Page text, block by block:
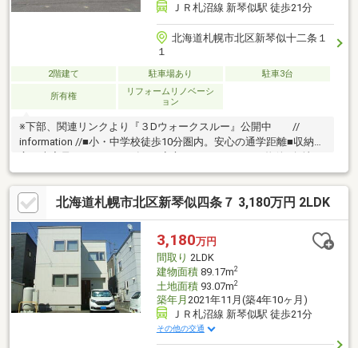
ＪＲ札沼線 新琴似駅 徒歩21分
北海道札幌市北区新琴似十二条１
１
2階建て 駐車場あり 駐車3台
所有権
リフォームリノベーシ
ョン
※下部、関連リンクより『３Dウォークスルー』公開中 //
information //■小・中学校徒歩10分圏内。安心の通学距離■収納豊
吹き抜けで明るい住環境■駐車スペース３台で来客時も安心■2025
年3月リフォーム完了!・リフォーム内容【交換】キッチン、ユニ
ットバス、洗面台、トイレ、建具、玄関ドア、ボイラー【床壁】
全室クロス交換・フローリング上貼り【その他】外壁・屋根塗装
北海道札幌市北区新琴似四条７ 3,180万円 2LDK
3,180万円
間取り 2LDK
建物面積89.17m2
土地面積93.07m2
築年月 2021年11月(築4年10ヶ月)
ＪＲ札沼線 新琴似駅 徒歩21分
その他の交通